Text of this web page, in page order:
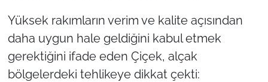
Yüksek rakımların verim ve kalite açısından
daha uygun hale geldiğini kabul etmek
gerektiğini ifade eden Çiçek, alçak
bölgelerdeki tehlikeye dikkat çekti: